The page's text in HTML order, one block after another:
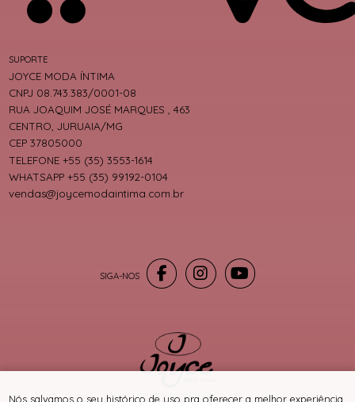
SUPORTE
JOYCE MODA ÍNTIMA
CNPJ 08.743.383/0001-08
RUA JOAQUIM JOSÉ MARQUES , 463
CENTRO, JURUAIA/MG
CEP 37805000
TELEFONE +55 (35) 3553-1614
WHATSAPP +55 (35) 99192-0104
vendas@joycemodaintima.com.br
® TODOS DIREITOS RESERVADOS
Nós salvamos o seu histórico de uso pra oferecer a melhor experiência